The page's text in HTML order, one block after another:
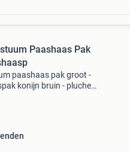
Paashaas Pak
paashaas pak groot -
konijn bruin - pluche